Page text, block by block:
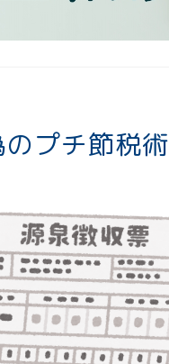
プチ節税術